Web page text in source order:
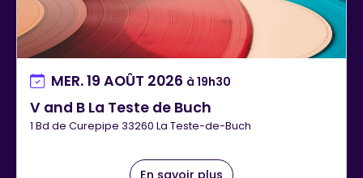
MER. 19 AOÛT 2026 à 19h30
V and B La Teste de Buch
1 Bd de Curepipe 33260 La Teste-de-Buch